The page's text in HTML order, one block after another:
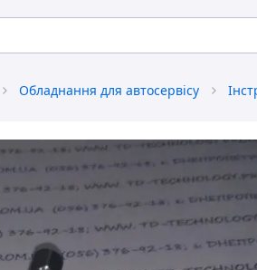
Обладнання для автосервісу